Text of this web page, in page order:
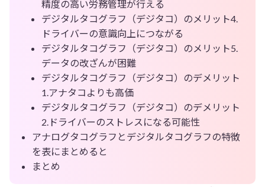
精度の高い労務管理が行える
デジタルタコグラフ（デジタコ）のメリット4.
ドライバーの意識向上につながる
デジタルタコグラフ（デジタコ）のメリット5.
データの改ざんが困難
デジタルタコグラフ（デジタコ）のデメリット
1.アナタコよりも高価
デジタルタコグラフ（デジタコ）のデメリット
2.ドライバーのストレスになる可能性
アナログタコグラフとデジタルタコグラフの特徴
を表にまとめると
まとめ